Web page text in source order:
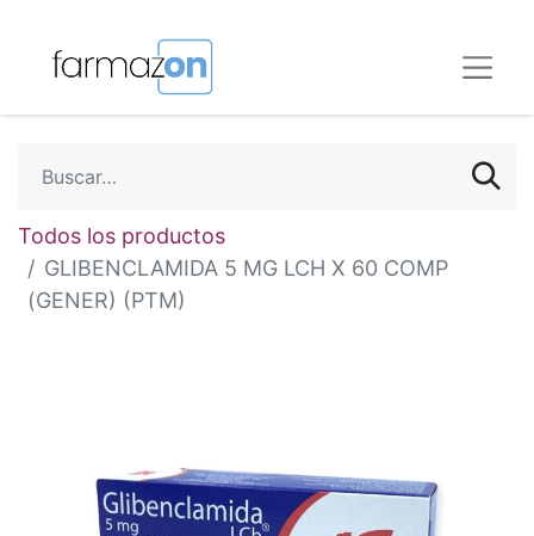
Todos los productos
GLIBENCLAMIDA 5 MG LCH X 60 COMP
(GENER) (PTM)